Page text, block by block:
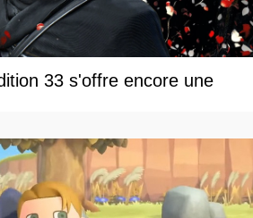
33 s'offre encore une